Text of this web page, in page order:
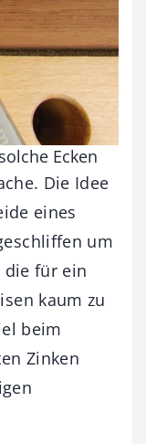
Ecken
Die Idee
eines
um
die für ein
kaum zu
beim
Zinken